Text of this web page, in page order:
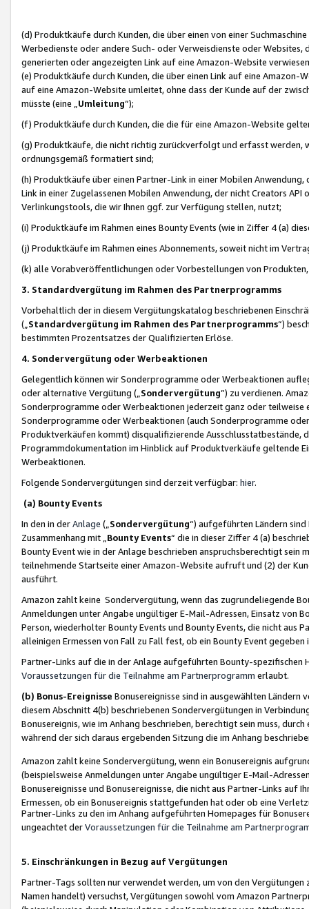
(d) Produktkäufe durch Kunden, die über einen von einer
Werbedienste oder andere Such- oder Verweisdienste oder Websites,
generierten oder angezeigten Link auf eine Amazon-Website
(e) Produktkäufe durch Kunden, die über einen Link auf eine
auf eine Amazon-Website umleitet, ohne dass der Kunde auf der
müsste (eine „ Umleitung“);
(f) Produktkäufe durch Kunden, die die für eine Amazon-Website
(g) Produktkäufe, die nicht richtig zurückverfolgt und erfasst werden,
ordnungsgemäß formatiert sind;
(h) Produktkäufe über einen Partner-Link in einer Mobilen
Link in einer Zugelassenen Mobilen Anwendung, der nicht Creators
Verlinkungstools, die wir Ihnen ggf. zur Verfügung stellen, nutzt;
(i) Produktkäufe im Rahmen eines Bounty Events (wie in Ziffer 4 (a)
(j) Produktkäufe im Rahmen eines Abonnements, soweit nicht im
(k) alle Vorabveröffentlichungen oder Vorbestellungen von
3. Standardvergütung im Rahmen des Partnerprogramms
Vorbehaltlich der in diesem Vergütungskatalog beschriebenen
(„ Standardvergütung im Rahmen des Partnerprogramms“)
bestimmten Prozentsatzes der Qualifizierten Erlöse.
4. Sondervergütung oder Werbeaktionen
Gelegentlich können wir Sonderprogramme oder Werbeaktionen
oder alternative Vergütung („ Sondervergütung”) zu verdienen.
Sonderprogramme oder Werbeaktionen jederzeit ganz oder
Sonderprogramme oder Werbeaktionen (auch Sonderprogramme
Produktverkäufen kommt) disqualifizierende Ausschlusstatbestände,
Programmdokumentation im Hinblick auf Produktverkäufe geltende
Werbeaktionen.
Folgende Sondervergütungen sind derzeit verfügbar: hier.
(a) Bounty Events
In den in derAnlage („ Sondervergütung“) aufgeführten Ländern
Zusammenhang mit „ Bounty Events“ die in dieser Ziffer 4 (a)
Bounty Event wie in der Anlage beschrieben anspruchsberechtigt sein
teilnehmende Startseite einer Amazon-Website aufruft und (2) der
ausführt.
Amazon zahlt keine Sondervergütung, wenn das zugrundeliegende
Anmeldungen unter Angabe ungültiger E-Mail-Adressen, Einsatz von
Person, wiederholter Bounty Events und Bounty Events, die nicht
alleinigen Ermessen von Fall zu Fall fest, ob ein Bounty Event
Partner-Links auf die in der Anlage aufgeführten Bounty-spezifischen
Voraussetzungen für die Teilnahme am Partnerprogramm erlaubt.
(b) Bonus-Ereignisse Bonusereignisse sind in ausgewählten Ländern
diesem Abschnitt 4(b) beschriebenen Sondervergütungen in
Bonusereignis, wie im Anhang beschrieben, berechtigt sein muss,
während der sich daraus ergebenden Sitzung die im Anhang
Amazon zahlt keine Sondervergütung, wenn ein Bonusereignis
(beispielsweise Anmeldungen unter Angabe ungültiger E-Mail-
Bonusereignisse und Bonusereignisse, die nicht aus Partner-Links auf
Ermessen, ob ein Bonusereignis stattgefunden hat oder ob eine
Partner-Links zu den im Anhang aufgeführten Homepages für
ungeachtet derVoraussetzungen für die Teilnahme am
5. Einschränkungen in Bezug auf Vergütungen
Partner-Tags sollten nur verwendet werden, um von den
Namen handelt) versuchst, Vergütungen sowohl vom Amazon